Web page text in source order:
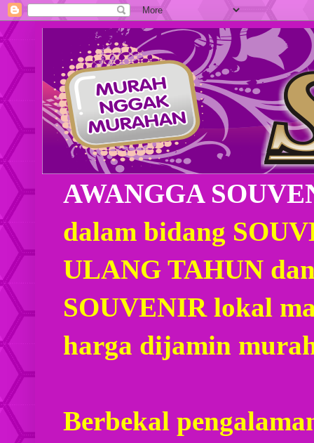
AWANGGA
dalam bidang
ULANG TAHUN
SOUVENIR lokal
harga dijamin
Berbekal